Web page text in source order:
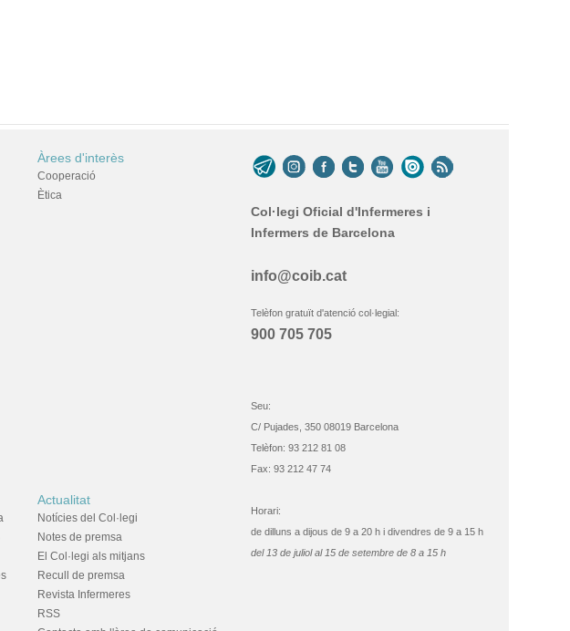
Àrees d'interès
Cooperació
Ètica
Actualitat
Notícies del Col·legi
Notes de premsa
El Col·legi als mitjans
Recull de premsa
Revista Infermeres
RSS
Col·legi Oficial d'Infermeres i
Infermers de Barcelona
info@coib.cat
Telèfon gratuït d'atenció col·legial:
900 705 705
Seu:
C/ Pujades, 350 08019 Barcelona
Telèfon: 93 212 81 08
Fax: 93 212 47 74
Horari:
de dilluns a dijous de 9 a 20 h i divendres de 9 a 15 h
del 13 de juliol al 15 de setembre de 8 a 15 h